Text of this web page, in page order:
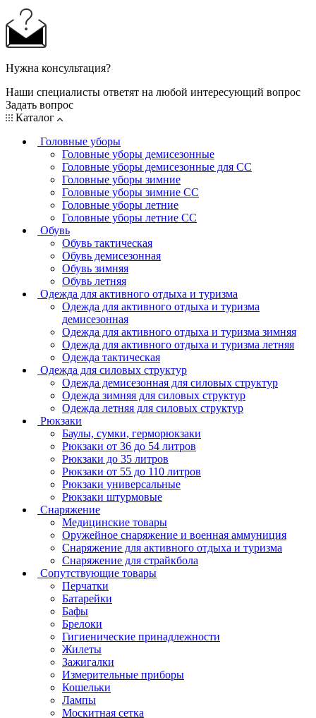
Нужна консультация?
Наши специалисты ответят на любой интересующий вопрос
Задать вопрос
Каталог
Головные уборы
Головные уборы демисезонные
Головные уборы демисезонные для СС
Головные уборы зимние
Головные уборы зимние СС
Головные уборы летние
Головные уборы летние СС
Обувь
Обувь тактическая
Обувь демисезонная
Обувь зимняя
Обувь летняя
Одежда для активного отдыха и туризма
Одежда для активного отдыха и туризма
демисезонная
Одежда для активного отдыха и туризма зимняя
Одежда для активного отдыха и туризма летняя
Одежда тактическая
Одежда для силовых структур
Одежда демисезонная для силовых структур
Одежда зимняя для силовых структур
Одежда летняя для силовых структур
Рюкзаки
Баулы, сумки, герморюкзаки
Рюкзаки от 36 до 54 литров
Рюкзаки до 35 литров
Рюкзаки от 55 до 110 литров
Рюкзаки универсальные
Рюкзаки штурмовые
Снаряжение
Медицинские товары
Оружейное снаряжение и военная аммуниция
Снаряжение для активного отдыха и туризма
Снаряжение для страйкбола
Сопутствующие товары
Перчатки
Батарейки
Бафы
Брелоки
Гигиенические принадлежности
Жилеты
Зажигалки
Измерительные приборы
Кошельки
Лампы
Москитная сетка